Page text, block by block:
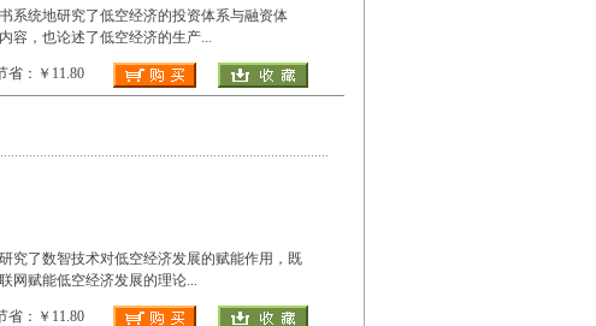
系统地研究了低空经济的投资体系与融资体
容，也论述了低空经济的生产...
：￥11.80
究了数智技术对低空经济发展的赋能作用，既
网赋能低空经济发展的理论...
：￥11.80